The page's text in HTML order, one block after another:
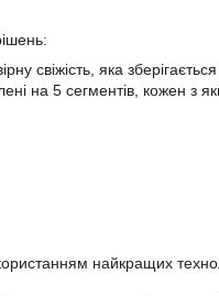
свіжість, яка
на 5 сегментів, кожен з
найкращих